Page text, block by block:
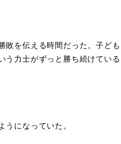
を伝える時間だった。子ども
う力士がずっと勝ち続けている
になっていた。